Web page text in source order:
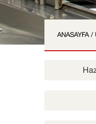
ANASAYFA/